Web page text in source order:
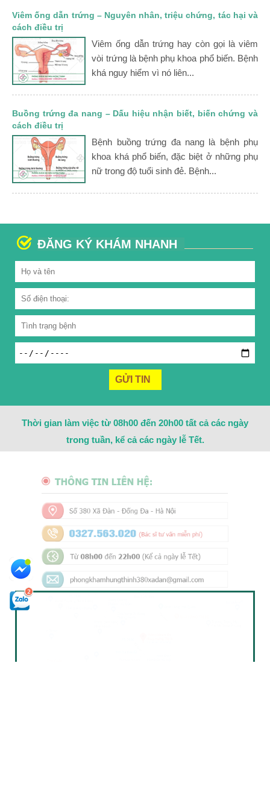
Viêm ống dẫn trứng – Nguyên nhân, triệu chứng, tác hại và
cách điều trị
Viêm ống dẫn trứng hay còn gọi là viêm
vòi trứng là bệnh phụ khoa phổ biến. Bệnh
khá nguy hiểm vì nó liên...
Buồng trứng đa nang – Dấu hiệu nhận biết, biến chứng và
cách điều trị
Bệnh buồng trứng đa nang là bệnh phụ
khoa khá phổ biến, đặc biệt ở những phụ
nữ trong độ tuổi sinh đẻ. Bệnh...
ĐĂNG KÝ KHÁM NHANH
Thời gian làm việc từ 08h00 đến 20h00 tất cả các ngày
trong tuần, kể cả các ngày lễ Tết.